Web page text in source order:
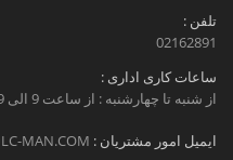
تلفن :
02162891
ساعات کاری اداری :
از شنبه تا چهارشنبه : از ساعت 9 الی 19
ایمیل امور مشتریان : MAN.COM